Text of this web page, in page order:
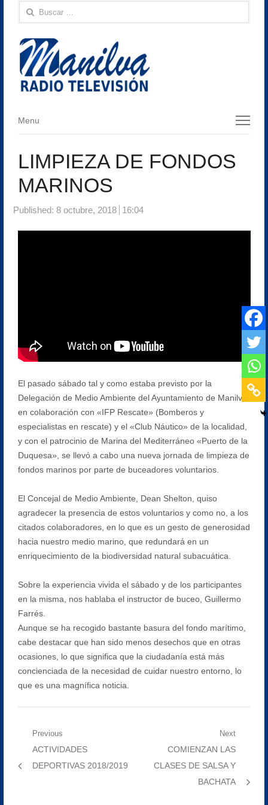
Buscar:
Menu
Menu
LIMPIEZA DE FONDOS
MARINOS
Published: 8 octubre, 2018 16:04
El pasado sábado tal y como estaba previsto por la
Delegación de Medio Ambiente del Ayuntamiento de Manilva,
en colaboración con «IFP Rescate» (Bomberos y
especialistas en rescate) y el «Club Náutico» de la localidad,
y con el patrocinio de Marina del Mediterráneo «Puerto de la
Duquesa», se llevó a cabo una nueva jornada de limpieza de
fondos marinos por parte de buceadores voluntarios.
El Concejal de Medio Ambiente, Dean Shelton, quiso
agradecer la presencia de estos voluntarios y como no, a los
citados colaboradores, en lo que es un gesto de generosidad
hacia nuestro medio marino, que redundará en un
enriquecimiento de la biodiversidad natural subacuática.
Sobre la experiencia vivida el sábado y de los participantes
en la misma, nos hablaba el instructor de buceo, Guillermo
Farrés.
Aunque se ha recogido bastante basura del fondo marítimo,
cabe destacar que han sido menos desechos que en otras
ocasiones, lo que significa que la ciudadanía está más
concienciada de la necesidad de cuidar nuestro entorno, lo
que es una magnífica noticia.
Navegación
de
Previous
Previous
post:
ACTIVIDADES
DEPORTIVAS 2018/2019
Next
Next
post:
COMIENZAN LAS
CLASES DE SALSA Y
BACHATA